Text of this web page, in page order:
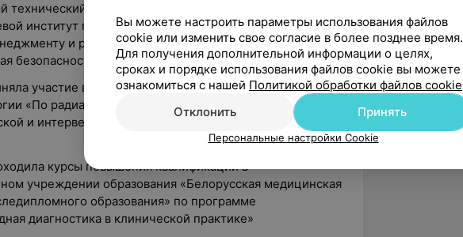
технический университет», филиал БНТУ
институт повышения квалификации и переподготовки
и развитию персонала БНТУ» по программе
безопасность»
участие в вебинаре Международного агентства по
«По радиационной защите и безопасности в
и интервенционной радиологии и ядерной
курсы повышения квалификации в
учреждении образования «Белорусская медицинская
образования» по программе
диагностика в клинической практике»
Вы можете настроить параметры использования файлов
cookie или изменить свое согласие в более позднее время.
Для получения дополнительной информации о целях,
сроках и порядке использования файлов cookie вы можете
ознакомиться с нашей Политикой обработки файлов cookie
Отклонить
Принять
Персональные настройки Cookie